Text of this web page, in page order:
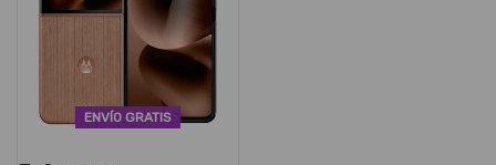
ENVÍO GRATIS